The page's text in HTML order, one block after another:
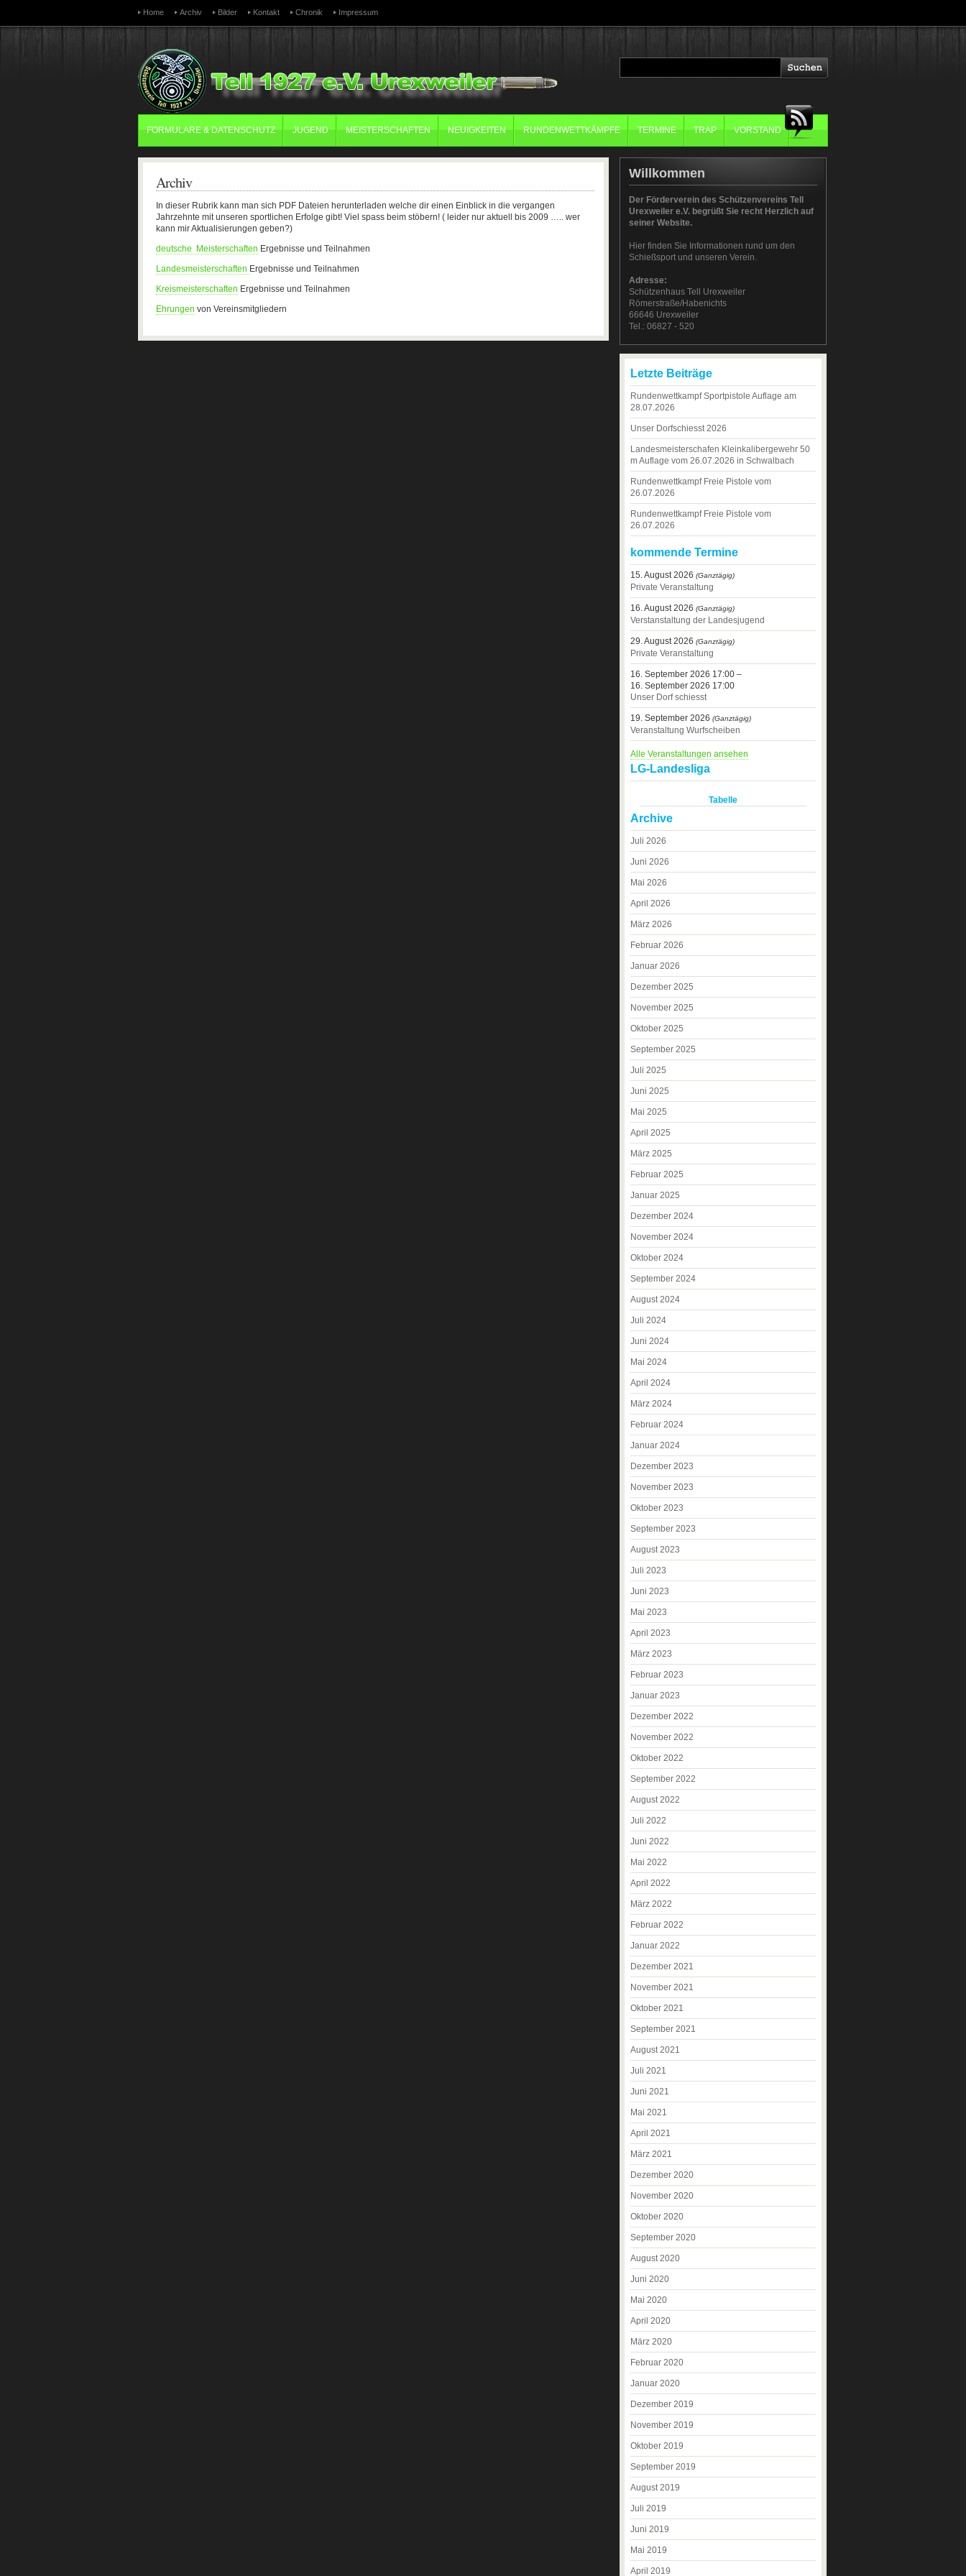
Home Archiv Bilder Kontakt Chronik Impressum
FORMULARE & DATENSCHUTZ JUGEND MEISTERSCHAFTEN NEUIGKEITEN RUNDENWETTKÄMPFE TERMINE TRAP VORSTAND
Archiv
In dieser Rubrik kann man sich PDF Dateien herunterladen welche dir einen Einblick in die vergangen
Jahrzehnte mit unseren sportlichen Erfolge gibt! Viel spass beim stöbern! ( leider nur aktuell bis 2009 ….. wer
kann mir Aktualisierungen geben?)
deutsche Meisterschaften Ergebnisse und Teilnahmen
Landesmeisterschaften Ergebnisse und Teilnahmen
Kreismeisterschaften Ergebnisse und Teilnahmen
Ehrungen von Vereinsmitgliedern
Willkommen
Der Förderverein des Schützenvereins Tell
Urexweiler e.V. begrüßt Sie recht Herzlich auf
seiner Website.
Hier finden Sie Informationen rund um den
Schießsport und unseren Verein.
Adresse:
Schützenhaus Tell Urexweiler
Römerstraße/Habenichts
66646 Urexweiler
Tel.: 06827 - 520
Letzte Beiträge
Rundenwettkampf Sportpistole Auflage am
28.07.2026
Unser Dorfschiesst 2026
Landesmeisterschafen Kleinkalibergewehr 50
m Auflage vom 26.07.2026 in Schwalbach
Rundenwettkampf Freie Pistole vom
26.07.2026
Rundenwettkampf Freie Pistole vom
26.07.2026
kommende Termine
15. August 2026 (Ganztägig)
Private Veranstaltung
16. August 2026 (Ganztägig)
Verstanstaltung der Landesjugend
29. August 2026 (Ganztägig)
Private Veranstaltung
16. September 2026 17:00 –
16. September 2026 17:00
Unser Dorf schiesst
19. September 2026 (Ganztägig)
Veranstaltung Wurfscheiben
Alle Veranstaltungen ansehen
LG-Landesliga
Tabelle
Archive
Juli 2026
Juni 2026
Mai 2026
April 2026
März 2026
Februar 2026
Januar 2026
Dezember 2025
November 2025
Oktober 2025
September 2025
Juli 2025
Juni 2025
Mai 2025
April 2025
März 2025
Februar 2025
Januar 2025
Dezember 2024
November 2024
Oktober 2024
September 2024
August 2024
Juli 2024
Juni 2024
Mai 2024
April 2024
März 2024
Februar 2024
Januar 2024
Dezember 2023
November 2023
Oktober 2023
September 2023
August 2023
Juli 2023
Juni 2023
Mai 2023
April 2023
März 2023
Februar 2023
Januar 2023
Dezember 2022
November 2022
Oktober 2022
September 2022
August 2022
Juli 2022
Juni 2022
Mai 2022
April 2022
März 2022
Februar 2022
Januar 2022
Dezember 2021
November 2021
Oktober 2021
September 2021
August 2021
Juli 2021
Juni 2021
Mai 2021
April 2021
März 2021
Dezember 2020
November 2020
Oktober 2020
September 2020
August 2020
Juni 2020
Mai 2020
April 2020
März 2020
Februar 2020
Januar 2020
Dezember 2019
November 2019
Oktober 2019
September 2019
August 2019
Juli 2019
Juni 2019
Mai 2019
April 2019